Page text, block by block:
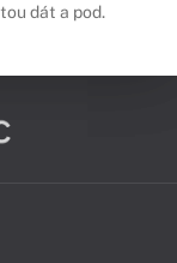
dát a pod.